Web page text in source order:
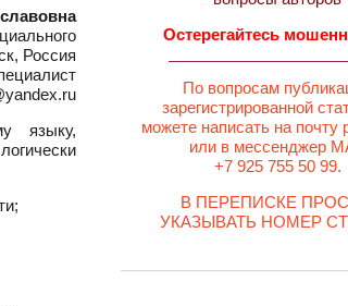
Россия
языку,
Остерегайтесь
По вопросам
зарегистрированной
можете написать на почту
или в мессенджер
+7 925 755 50 99.
В ПЕРЕПИСКЕ
УКАЗЫВАТЬ НОМЕР